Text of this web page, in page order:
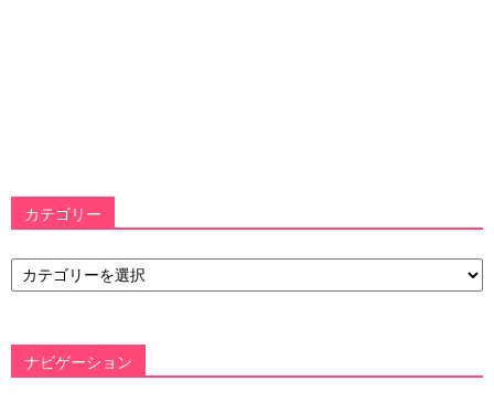
カテゴリー
カ
テ
ー
ナビゲーション